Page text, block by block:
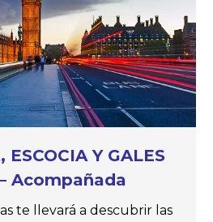
ESCOCIA Y GALES
Acompañada
te llevará a descubrir las